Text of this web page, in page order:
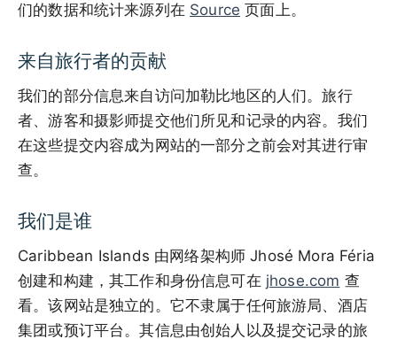
们的数据和统计来源列在 Source 页面上。
来自旅行者的贡献
我们的部分信息来自访问加勒比地区的人们。旅行
者、游客和摄影师提交他们所见和记录的内容。我们
在这些提交内容成为网站的一部分之前会对其进行审
查。
我们是谁
Caribbean Islands 由网络架构师 Jhosé Mora Féria
创建和构建，其工作和身份信息可在 jhose.com 查
看。该网站是独立的。它不隶属于任何旅游局、酒店
集团或预订平台。其信息由创始人以及提交记录的旅